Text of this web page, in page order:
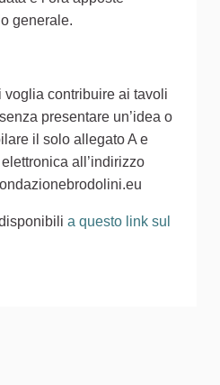
generale.
voglia contribuire ai tavoli
presentare un’idea o
il solo allegato A e
all’indirizzo
a questo link sul